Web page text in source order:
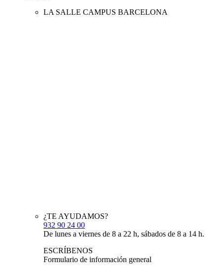
LA SALLE CAMPUS BARCELONA
¿TE AYUDAMOS?
932 90 24 00
De lunes a viernes de 8 a 22 h, sábados de 8 a 14 h.
ESCRÍBENOS
Formulario de información general